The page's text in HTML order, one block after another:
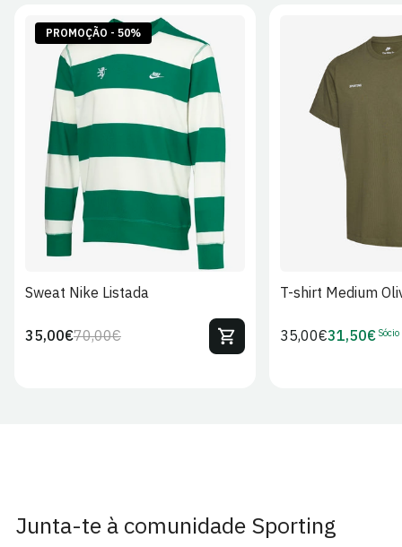
de EnvioeDevoluções
PROMOÇÃO - 50%
S XL 2XL
Sweat Nike Listada
Preço
70,00€Preço
35,00€
T-shirt Medium
Preço
35,00€Preço
31,50€ Sócio
Junta-te à comunidade Sporting